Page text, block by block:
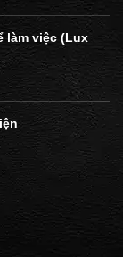
làm việc (Lux